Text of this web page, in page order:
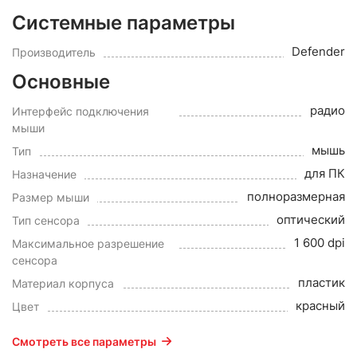
Системные параметры
Производитель Defender
Основные
Интерфейс подключения
мыши
радио
Тип мышь
Назначение для ПК
Размер мыши полноразмерная
Тип сенсора оптический
Максимальное разрешение
сенсора
1 600 dpi
Материал корпуса пластик
Цвет красный
Смотреть все параметры